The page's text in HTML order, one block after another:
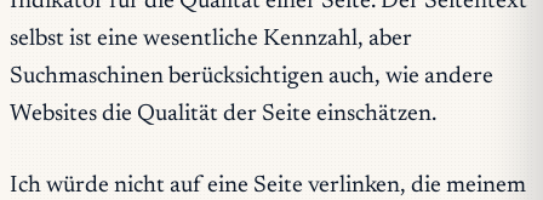
selbst ist eine wesentliche Kennzahl, aber
Suchmaschinen berücksichtigen auch, wie andere
Websites die Qualität der Seite einschätzen.
Ich würde nicht auf eine Seite verlinken, die meinem